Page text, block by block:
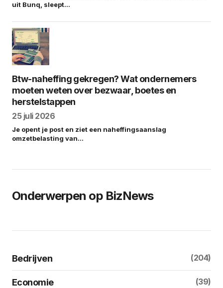
uit Bunq, sleept…
Btw-naheffing gekregen? Wat ondernemers
moeten weten over bezwaar, boetes en
herstelstappen
25 juli 2026
Je opent je post en ziet een naheffingsaanslag
omzetbelasting van…
Onderwerpen op BizNews
Bedrijven (204)
Economie (39)